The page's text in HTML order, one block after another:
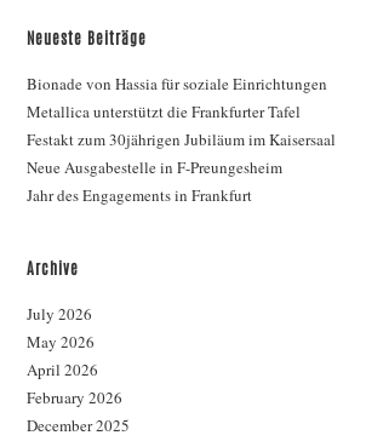
Neueste Beiträge
Bionade von Hassia für soziale Einrichtungen
Metallica unterstützt die Frankfurter Tafel
Festakt zum 30jährigen Jubiläum im Kaisersaal
Neue Ausgabestelle in F-Preungesheim
Jahr des Engagements in Frankfurt
Archive
July 2026
May 2026
April 2026
February 2026
December 2025